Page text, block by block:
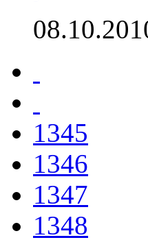
1345
1346
1347
1348